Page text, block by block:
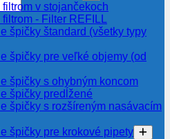
filtrom v stojančekoch
filtrom - Filter REFILL
špičky štandard (všetky typy
špičky pre veľké objemy (od
špičky s ohybným koncom
špičky predĺžené
špičky s rozšíreným nasávacím
špičky pre krokové pipety